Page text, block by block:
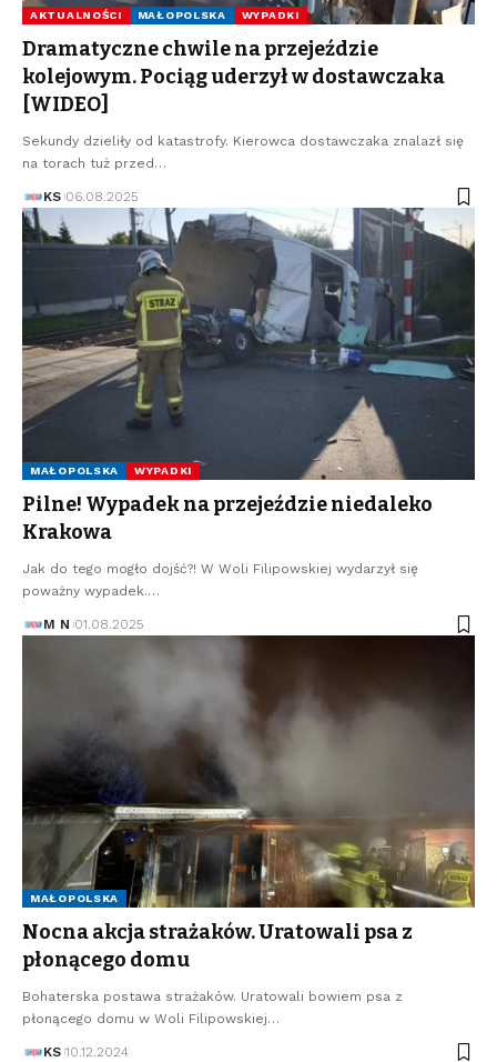
AKTUALNOŚCI MAŁOPOLSKA WYPADKI
Dramatyczne chwile na przejeździe
kolejowym. Pociąg uderzył w dostawczaka
[WIDEO]
Sekundy dzieliły od katastrofy. Kierowca dostawczaka znalazł się
na torach tuż przed…
KS 06.08.2025
MAŁOPOLSKA WYPADKI
Pilne! Wypadek na przejeździe niedaleko
Krakowa
Jak do tego mogło dojść?! W Woli Filipowskiej wydarzył się
poważny wypadek.…
M N 01.08.2025
MAŁOPOLSKA
Nocna akcja strażaków. Uratowali psa z
płonącego domu
Bohaterska postawa strażaków. Uratowali bowiem psa z
płonącego domu w Woli Filipowskiej…
KS 10.12.2024